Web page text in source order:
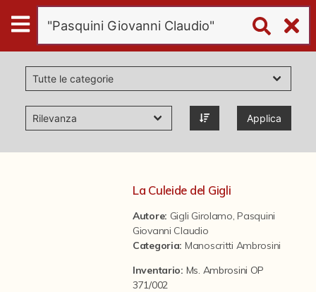
Digital
Humanities
Donazioni
Pubblicazioni
Il progetto Digital Humanities
Applica
La Culeide del Gigli
Autore: Gigli Girolamo ,Pasquini
Giovanni Claudio
Categoria: Manoscritti Ambrosini
Inventario: Ms. Ambrosini OP
371/002